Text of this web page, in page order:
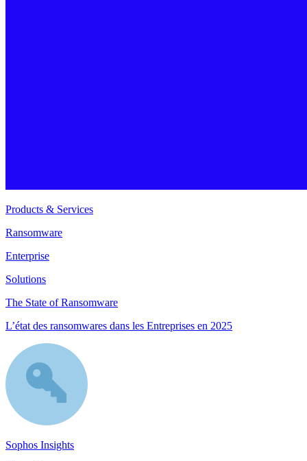
Products & Services
Ransomware
Enterprise
Solutions
The State of Ransomware
L’état des ransomwares dans les Entreprises en 2025
Sophos Insights